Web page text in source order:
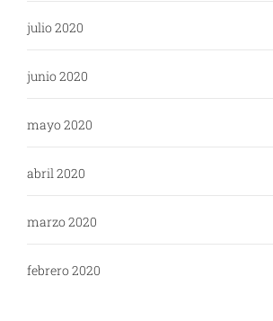
julio 2020
junio 2020
mayo 2020
abril 2020
marzo 2020
febrero 2020